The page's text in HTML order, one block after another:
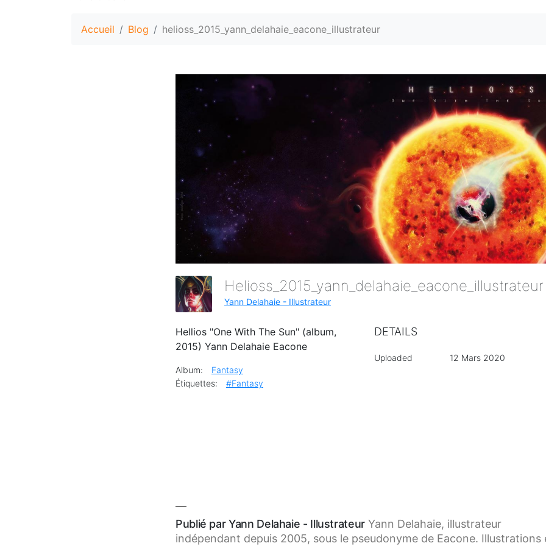
Accueil Blog helioss_2015_yann_delahaie_eacone_illustrateur
Helioss_2015_yann_delahaie_eacone_illustrateur
Yann Delahaie - Illustrateur
Hellios "One With The Sun" (album,
2015) Yann Delahaie Eacone
Album:
Fantasy
Étiquettes:
#Fantasy
DETAILS
Uploaded 12 Mars 2020
Publié par Yann Delahaie - Illustrateur Yann Delahaie, illustrateur
indépendant depuis 2005, sous le pseudonyme de Eacone. Illustrations